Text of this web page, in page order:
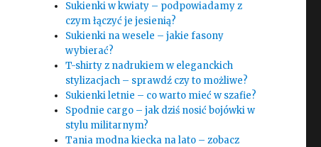
Sukienki w kwiaty – podpowiadamy z
czym łączyć je jesienią?
Sukienki na wesele – jakie fasony
wybierać?
T-shirty z nadrukiem w eleganckich
stylizacjach – sprawdź czy to możliwe?
Sukienki letnie – co warto mieć w szafie?
Spodnie cargo – jak dziś nosić bojówki w
stylu militarnym?
Tania modna kiecka na lato – zobacz